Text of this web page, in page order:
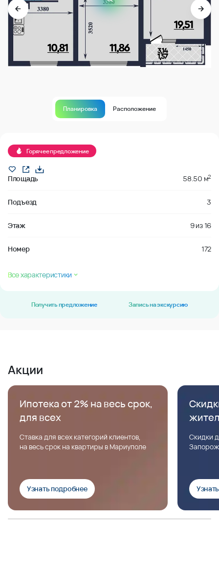
Планировка Расположение
Горячее предложение
Площадь 58.50 м2
Подъезд 3
Этаж 9из16
Номер 172
Все характеристики
Получить предложение Запись на экскурсию
Акции
Ипотека от 2% на весь срок,
для всех
Ставка для всех категорий клиентов,
на весь срок на квартиры в Мариуполе
Узнать подробнее
Скидки